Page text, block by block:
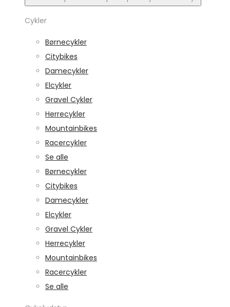
Cykler
Børnecykler
Citybikes
Damecykler
Elcykler
Gravel Cykler
Herrecykler
Mountainbikes
Racercykler
Se alle
Børnecykler
Citybikes
Damecykler
Elcykler
Gravel Cykler
Herrecykler
Mountainbikes
Racercykler
Se alle